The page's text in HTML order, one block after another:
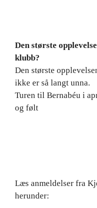
Den største
klubb?
Den største
ikke er så langt unna.
Turen til Bernabéu i
og følt
Læs anmeldelser fra
herunder: